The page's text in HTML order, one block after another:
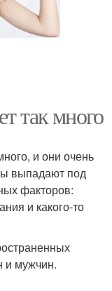
так много
и они очень
выпадают под
факторов:
и какого-то
и мужчин.